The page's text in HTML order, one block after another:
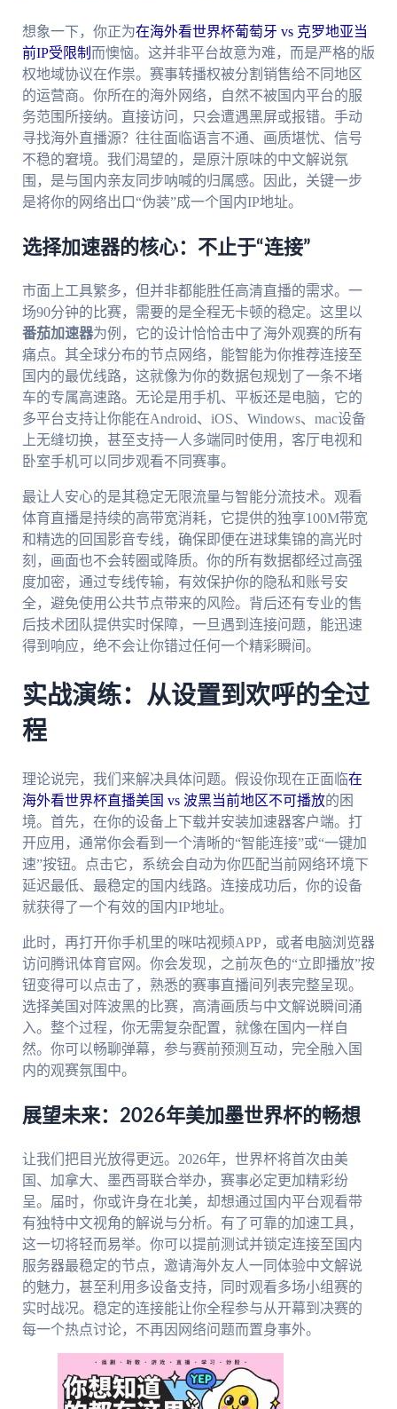
想象一下，你正为在海外看世界杯葡萄牙 vs 克罗地亚当
前IP受限制 而懊恼。这并非平台故意为难，而是严格的版
权地域协议在作祟。赛事转播权被分割销售给不同地区
的运营商。你所在的海外网络，自然不被国内平台的服
务范围所接纳。直接访问，只会遭遇黑屏或报错。手动
寻找海外直播源？往往面临语言不通、画质堪忧、信号
不稳的窘境。我们渴望的，是原汁原味的中文解说氛
围，是与国内亲友同步呐喊的归属感。因此，关键一步
是将你的网络出口“伪装”成一个国内IP地址。
选择加速器的核心：不止于“连接”
市面上工具繁多，但并非都能胜任高清直播的需求。一
场90分钟的比赛，需要的是全程无卡顿的稳定。这里以
番茄加速器为例，它的设计恰恰击中了海外观赛的所有
痛点。其全球分布的节点网络，能智能为你推荐连接至
国内的最优线路，这就像为你的数据包规划了一条不堵
车的专属高速路。无论是用手机、平板还是电脑，它的
多平台支持让你能在Android、iOS、Windows、mac设备
上无缝切换，甚至支持一人多端同时使用，客厅电视和
卧室手机可以同步观看不同赛事。
最让人安心的是其稳定无限流量与智能分流技术。观看
体育直播是持续的高带宽消耗，它提供的独享100M带宽
和精选的回国影音专线，确保即便在进球集锦的高光时
刻，画面也不会转圈或降质。你的所有数据都经过高强
度加密，通过专线传输，有效保护你的隐私和账号安
全，避免使用公共节点带来的风险。背后还有专业的售
后技术团队提供实时保障，一旦遇到连接问题，能迅速
得到响应，绝不会让你错过任何一个精彩瞬间。
实战演练：从设置到欢呼的全过
程
理论说完，我们来解决具体问题。假设你现在正面临在
海外看世界杯直播美国 vs 波黑当前地区不可播放的困
境。首先，在你的设备上下载并安装加速器客户端。打
开应用，通常你会看到一个清晰的“智能连接”或“一键加
速”按钮。点击它，系统会自动为你匹配当前网络环境下
延迟最低、最稳定的国内线路。连接成功后，你的设备
就获得了一个有效的国内IP地址。
此时，再打开你手机里的咪咕视频APP，或者电脑浏览器
访问腾讯体育官网。你会发现，之前灰色的“立即播放”按
钮变得可以点击了，熟悉的赛事直播间列表完整呈现。
选择美国对阵波黑的比赛，高清画质与中文解说瞬间涌
入。整个过程，你无需复杂配置，就像在国内一样自
然。你可以畅聊弹幕，参与赛前预测互动，完全融入国
内的观赛氛围中。
展望未来：2026年美加墨世界杯的畅想
让我们把目光放得更远。2026年，世界杯将首次由美
国、加拿大、墨西哥联合举办，赛事必定更加精彩纷
呈。届时，你或许身在北美，却想通过国内平台观看带
有独特中文视角的解说与分析。有了可靠的加速工具，
这一切将轻而易举。你可以提前测试并锁定连接至国内
服务器最稳定的节点，邀请海外友人一同体验中文解说
的魅力，甚至利用多设备支持，同时观看多场小组赛的
实时战况。稳定的连接能让你全程参与从开幕到决赛的
每一个热点讨论，不再因网络问题而置身事外。